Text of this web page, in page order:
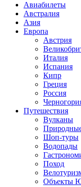
Авиабилеты
Австралия
Азия
Европа
Австрия
Италия
Испания
Кипр
Греция
Россия
Путешествия
Вулканы
Шоп-туры
Водопады
Поход
Объекты